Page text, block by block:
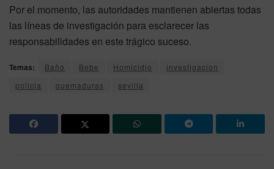
Por el momento, las autoridades mantienen abiertas todas
las líneas de investigación para esclarecer las
responsabilidades en este trágico suceso.
Temas: Baño Bebe Homicidio
investigacion
policia
quemaduras sevilla